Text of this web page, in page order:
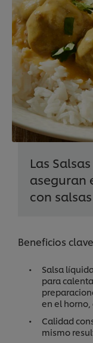
Las
aseguran
con
Beneficios clave
Salsa
para
en el
Calidad
mismo